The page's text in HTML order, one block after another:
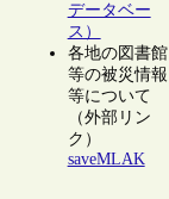
データベー
ス）
各地の図書館
等の被災情報
等について
（外部リン
ク）
saveMLAK